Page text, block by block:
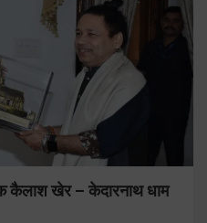
कैलाश खेर – केदारनाथ धाम